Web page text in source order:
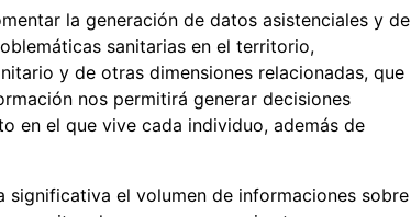
la generación de datos asistenciales y de
sanitarias en el territorio,
y de otras dimensiones relacionadas, que
nos permitirá generar decisiones
en el que vive cada individuo, además de
el volumen de informaciones sobre